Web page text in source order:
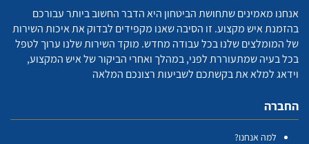
אנחנו מאמינים שתחושת הביטחון היא הדבר החשוב ביותר עבורכם
בהזמנת איש מקצוע. זו הסיבה שאנו מקפידים לבדוק את איכות השירות
של המומלצים שלנו בכל עבודה מחדש. מוקד השירות שלנו ערוך לטפל
בכל בעיה שמתעוררת לפני, במהלך ואחרי הביקור של איש המקצוע,
וידאג למלא את בקשתכם לשביעות רצונכם המלאה
החברה
למה אנחנו?